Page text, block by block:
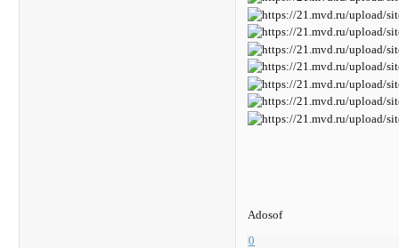
Adosof
0